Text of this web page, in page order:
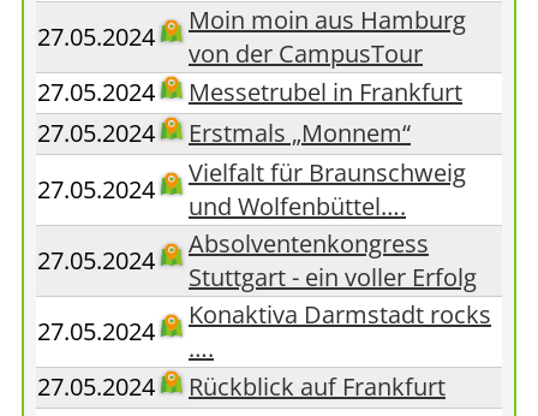
27.05.2024
Moin moin aus Hamburg
von der CampusTour
27.05.2024
Messetrubel in Frankfurt
27.05.2024
Erstmals „Monnem“
27.05.2024
Vielfalt für Braunschweig
und Wolfenbüttel….
27.05.2024
Absolventenkongress
Stuttgart - ein voller Erfolg
27.05.2024
Konaktiva Darmstadt rocks
….
27.05.2024
Rückblick auf Frankfurt